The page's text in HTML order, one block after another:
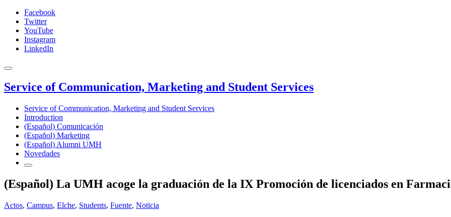
Facebook
Twitter
YouTube
Instagram
LinkedIn
Service of Communication, Marketing and Student Services
Service of Communication, Marketing and Student Services
Introduction
(Español) Comunicación
(Español) Marketing
(Español) Alumni UMH
Novedades
(Español) La UMH acoge la graduación de la IX Promoción de licenciados en
Actos, Campus, Elche, Students, Fuente, Noticia